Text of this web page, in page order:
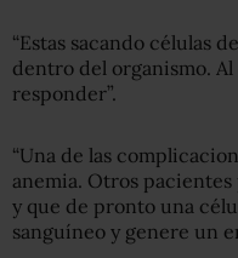
“Estas sacando células
dentro del organismo.
responder”.
“Una de las
anemia. Otros
y que de pronto una
sanguíneo y genere un